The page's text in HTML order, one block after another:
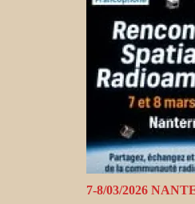
7-8/03/2026